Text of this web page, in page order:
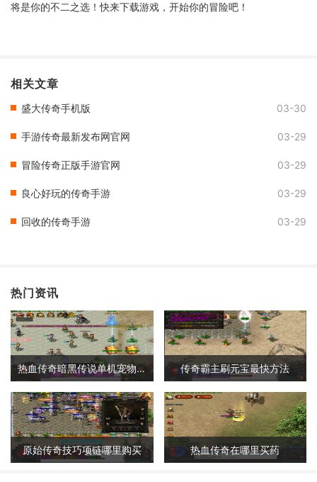
将是你的不二之选！快来下载游戏，开始你的冒险吧！
相关文章
盛大传奇手机版 03-30
手游传奇最新发布网官网 03-29
冒险传奇正版手游官网 03-29
良心好玩的传奇手游 03-29
回收的传奇手游 03-29
热门资讯
热血传奇暗黑传说单机宠物攻略 传奇霸主刷元宝最快方法
原始传奇技巧项链哪里购买 热血传奇在哪里买药